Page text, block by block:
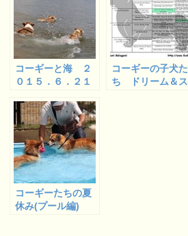
コーギーと海 ２
０１５．６．２１
コーギーの子犬た
ち ドリーム＆ス
コーギーたちの夏
休み(プール編)